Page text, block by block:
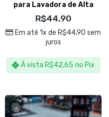
para Lavadora de Alta
Pressão Karcher K
4000PSI – Kers
R$44,90
Em até 1x de R$44,90 sem
juros
À vista R$42,65 no Pix